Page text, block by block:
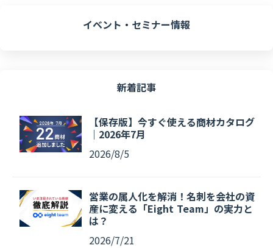
イベント・セミナー情報
新着記事
【保存版】今すぐ使える商材カタログ
｜2026年7月
2026/8/5
営業の属人化を解消！名刺を会社の資
産に変える「Eight Team」の実力と
は？
2026/7/21